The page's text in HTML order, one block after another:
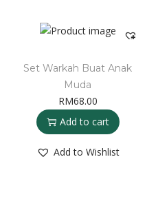
Set Warkah Buat Anak
Muda
RM68.00
Add to cart
Add to Wishlist